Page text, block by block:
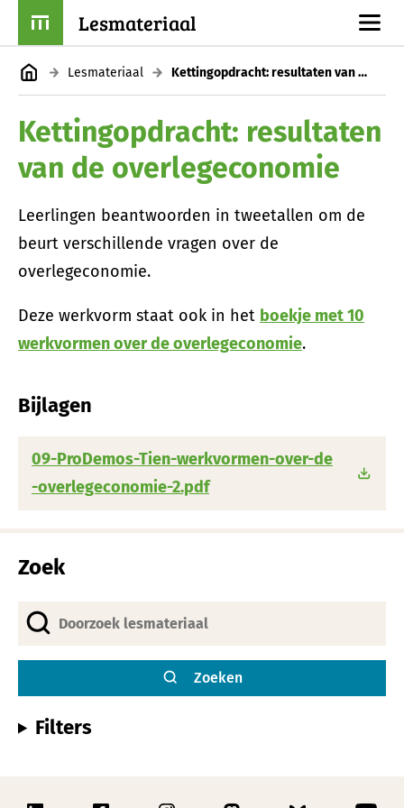
Lesmateriaal
Lesmateriaal Kettingopdracht: resultaten van de overlegeconomie
Kettingopdracht: resultaten
van de overlegeconomie
Leerlingen beantwoorden in tweetallen om de
beurt verschillende vragen over de
overlegeconomie.
Deze werkvorm staat ook in het boekje met 10
werkvormen over de overlegeconomie.
Bijlagen
09-ProDemos-Tien-werkvormen-over-de
-overlegeconomie-2.pdf
Zoek
Zoeken
Filters